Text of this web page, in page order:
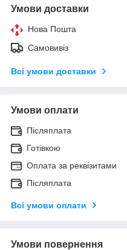
Умови доставки
Нова Пошта
Самовивіз
Всі умови доставки
Умови оплати
Післяплата
Готівкою
Оплата за реквізитами
Післяплата
Всі умови оплати
Умови повернення